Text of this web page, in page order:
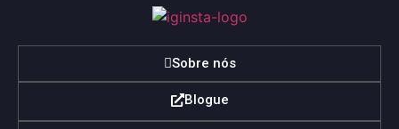
Sobre nós
Blogue